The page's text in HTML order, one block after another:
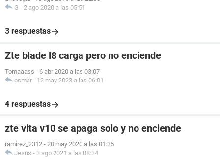
G - 2 ago 2020 a las 05:51
3 respuestas
Zte blade l8 carga pero no enciende
Tomaaass - 6 abr 2020 a las 03:07
osmar - 12 may 2023 a las 06:01
4 respuestas
zte vita v10 se apaga solo y no enciende
ramirez_2312 - 20 may 2020 a las 01:35
Jesus - 3 ago 2021 a las 08:34